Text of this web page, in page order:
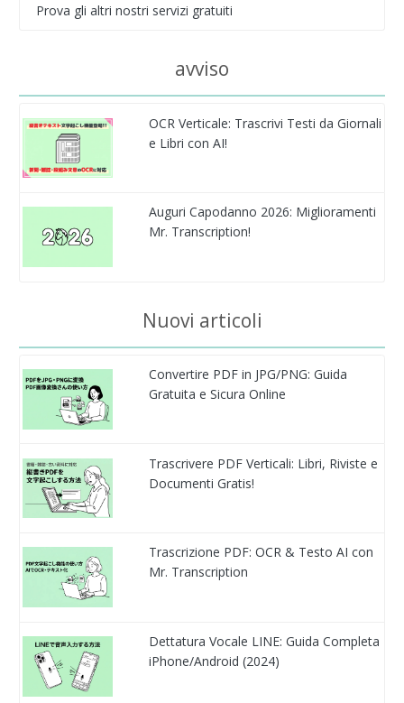
Prova gli altri nostri servizi gratuiti
avviso
OCR Verticale: Trascrivi Testi da Giornali
e Libri con AI!
Auguri Capodanno 2026: Miglioramenti
Mr. Transcription!
Nuovi articoli
Convertire PDF in JPG/PNG: Guida
Gratuita e Sicura Online
Trascrivere PDF Verticali: Libri, Riviste e
Documenti Gratis!
Trascrizione PDF: OCR & Testo AI con
Mr. Transcription
Dettatura Vocale LINE: Guida Completa
iPhone/Android (2024)